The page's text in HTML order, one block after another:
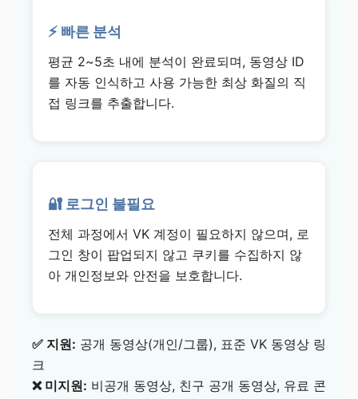
⚡ 빠른 분석
평균 2~5초 내에 분석이 완료되며, 동영상 ID
를 자동 인식하고 사용 가능한 최상 화질의 직
접 링크를 추출합니다.
🔐 로그인 불필요
전체 과정에서 VK 계정이 필요하지 않으며, 로
그인 창이 팝업되지 않고 쿠키를 수집하지 않
아 개인정보와 안전을 보호합니다.
✅ 지원: 공개 동영상(개인/그룹), 표준 VK 동영상 링
크
❌ 미지원: 비공개 동영상, 친구 공개 동영상, 유료 콘